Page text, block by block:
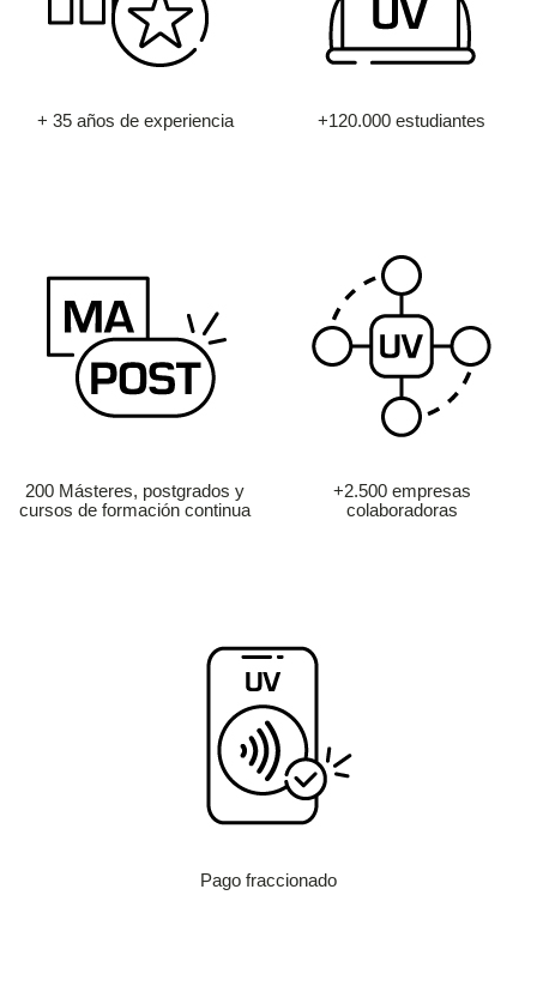
+ 35 años de experiencia +120.000 estudiantes
200 Másteres, postgrados y
cursos de formación continua
+2.500 empresas
colaboradoras
Pago fraccionado